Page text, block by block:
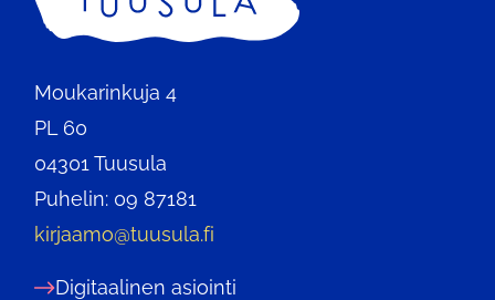
Moukarinkuja 4
PL 60
04301 Tuusula
Puhelin: 09 87181
kirjaamo@tuusula.fi
Digitaalinen asiointi